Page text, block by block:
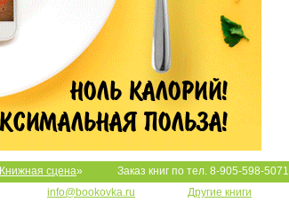
Книжная сцена»
Заказ книг по тел. 8-905-598-5071
info@bookovka.ru Другие книги